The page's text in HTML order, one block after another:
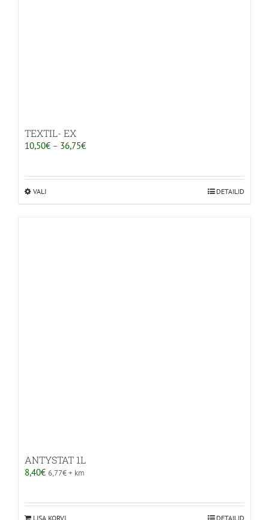
TEXTIL- EX
10,50€ – 36,75€Hinnavahemik:
kuni
VALISellel
DETAILID
ANTYSTAT 1L
8,40€ 6,77€+ km
LISA KORVI DETAILID